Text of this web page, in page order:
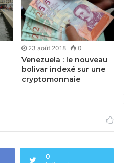
23 août 2018 0
Venezuela : le nouveau
bolivar indexé sur une
cryptomonnaie
0